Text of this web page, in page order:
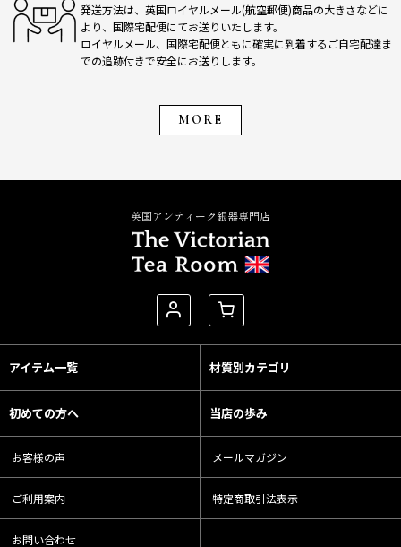
発送方法は、英国ロイヤルメール(航空郵便)商品の大きさなどに
より、国際宅配便にてお送りいたします。
ロイヤルメール、国際宅配便ともに確実に到着するご自宅配達ま
での追跡付きで安全にお送りします。
MORE
英国アンティーク銀器専門店
アイテム一覧 材質別カテゴリ
初めての方へ 当店の歩み
お客様の声 メールマガジン
ご利用案内 特定商取引法表示
お問い合わせ